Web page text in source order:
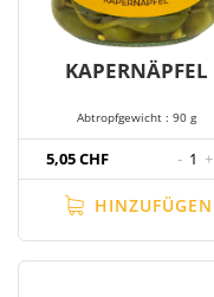
KAPERNÄPFEL
Abtropfgewicht : 90 g
5,05 CHF - 1 +
HINZUFÜGEN